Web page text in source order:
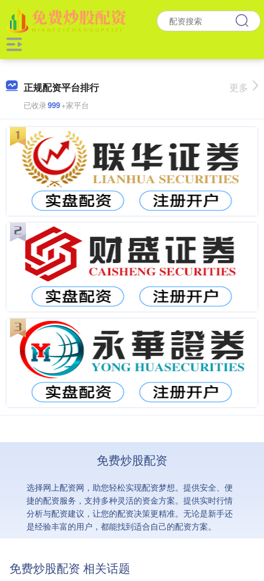
正规配资平台排行
已收录999+家平台
更多
免费炒股配资
选择网上配资网，助您轻松实现配资梦想。提供安全、便
捷的配资服务，支持多种灵活的资金方案。提供实时行情
分析与配资建议，让您的配资决策更精准。无论是新手还
是经验丰富的用户，都能找到适合自己的配资方案。
免费炒股配资 相关话题